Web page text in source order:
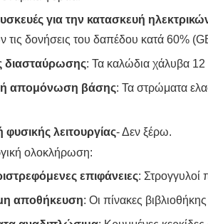
αναδιπλώσιμα: Κρυμμένες
στον χώρο σου;